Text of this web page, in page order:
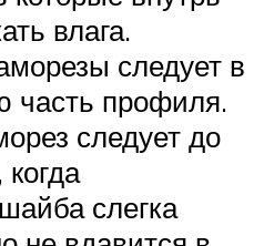
влага.
следует в
часть профиля.
следует до
слегка